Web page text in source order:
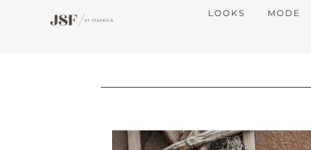
LOOKS MODE